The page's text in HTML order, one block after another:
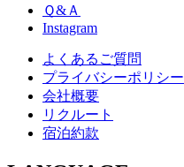
Ｑ&Ａ
Instagram
よくあるご質問
プライバシーポリシー
会社概要
リクルート
宿泊約款